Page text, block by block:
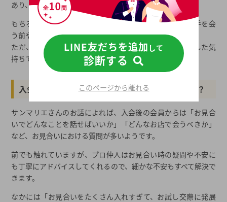
あり、とても心強いです。
もちろん、婚活計画を立てるときだけでなく、実際に相手を会
う前や、会った後にも相談に乗ってもらえます。
ただ、事前にプロのアドバイスをもらえると、より安心した気
持ちで婚活をスタートできますよね！
入会後の会員から多い相談にはどんなものがある？
サンマリエさんのお話によれば、入会後の会員からは「お見合
いでどんなことを話せばいいか」「どんなお店で会うべきか」
など、お見合いにおける質問が多いようです。
前でも触れていますが、プロ仲人はお見合い時の疑問や不安に
も丁寧にアドバイスしてくれるので、細かな不安もすべて解決で
きます。
なかには「お見合いをたくさん入れすぎて、お試し交際に発展
LINE友だちを追加 して
診断する
このページから離れる